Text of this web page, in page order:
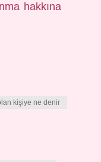
hakkına
kişiye ne denir